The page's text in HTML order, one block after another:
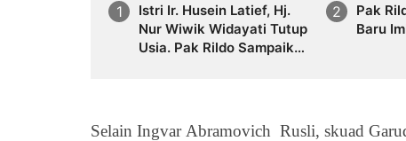
Istri Ir. Husein Latief, Hj.
Nur Wiwik Widayati Tutup
Usia. Pak Rildo Sampaikan
Pak
Baru
Selain Ingvar Abramovich Rusli, skuad